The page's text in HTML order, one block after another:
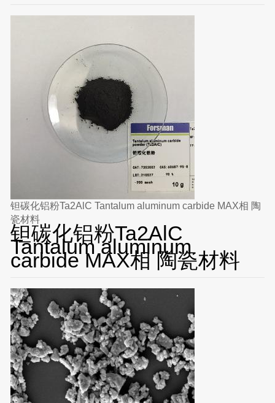
钽碳化铝粉Ta2AlC Tantalum aluminum carbide MAX相 陶
瓷材料
钽碳化铝粉Ta2AlC
Tantalum aluminum
carbide MAX相 陶瓷材料